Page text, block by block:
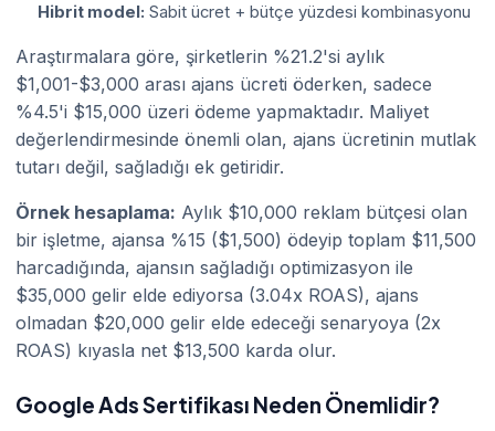
Hibrit model: Sabit ücret + bütçe yüzdesi kombinasyonu
Araştırmalara göre, şirketlerin %21.2'si aylık
$1,001-$3,000 arası ajans ücreti öderken, sadece
%4.5'i $15,000 üzeri ödeme yapmaktadır. Maliyet
değerlendirmesinde önemli olan, ajans ücretinin mutlak
tutarı değil, sağladığı ek getiridir.
Örnek hesaplama: Aylık $10,000 reklam bütçesi olan
bir işletme, ajansa %15 ($1,500) ödeyip toplam $11,500
harcadığında, ajansın sağladığı optimizasyon ile
$35,000 gelir elde ediyorsa (3.04x ROAS), ajans
olmadan $20,000 gelir elde edeceği senaryoya (2x
ROAS) kıyasla net $13,500 karda olur.
Google Ads Sertifikası Neden Önemlidir?